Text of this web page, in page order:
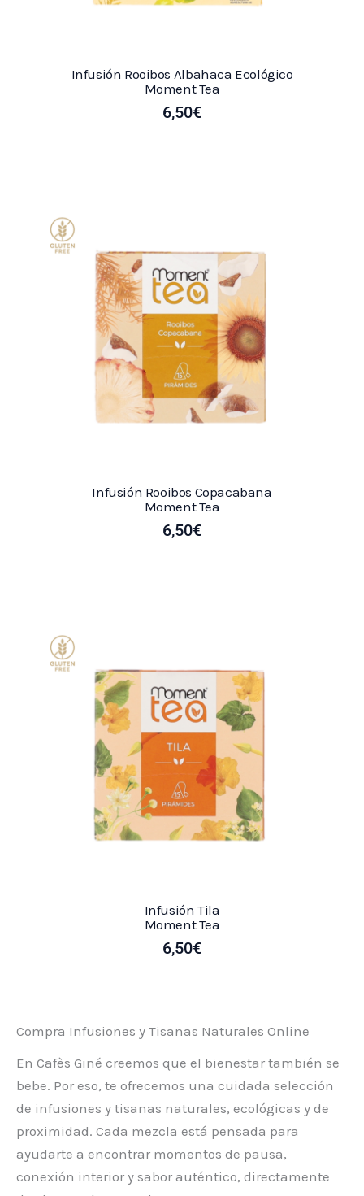
Infusión Rooibos Albahaca Ecológico
Moment Tea
6,50€
Infusión Rooibos Copacabana
Moment Tea
6,50€
Infusión Tila
Moment Tea
6,50€
Compra Infusiones y Tisanas Naturales Online
En Cafès Giné creemos que el bienestar también se
bebe. Por eso, te ofrecemos una cuidada selección
de infusiones y tisanas naturales, ecológicas y de
proximidad. Cada mezcla está pensada para
ayudarte a encontrar momentos de pausa,
conexión interior y sabor auténtico, directamente